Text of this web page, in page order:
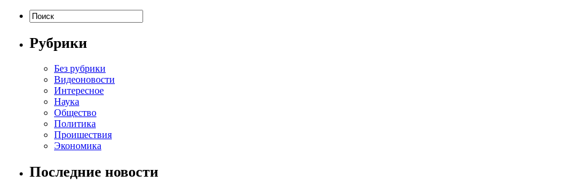
Рубрики
Без рубрики
Видеоновости
Интересное
Наука
Общество
Политика
Проишествия
Экономика
Последние новости